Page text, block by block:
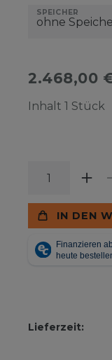
SPEICHER
2.468,00
Inhalt 1 Stück
IN DEN
Lieferzeit: